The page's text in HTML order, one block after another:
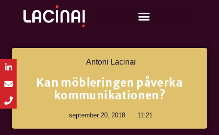
Antoni Lacinai
Kan möbleringen påverka
kommunikationen?
september 20, 2018 11:21